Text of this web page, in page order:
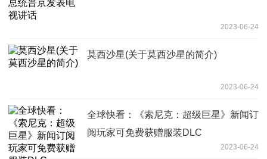
2023-06-24
莫西沙星(关于莫西沙星的简介)
2023-06-24
全球快看：《索尼克：超级巨星》新闻订
阅玩家可免费获赠服装DLC
2023-06-24